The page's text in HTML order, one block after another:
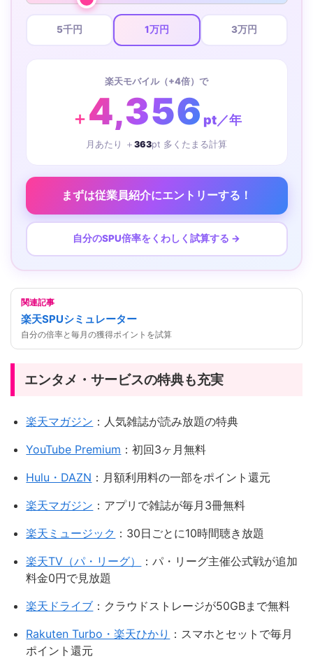
5千円 1万円 3万円
楽天モバイル（+4倍）で
＋ 4,356 pt／年
月あたり ＋ 363pt 多くたまる計算
まずは従業員紹介にエントリーする！
自分のSPU倍率をくわしく試算する →
関連記事
楽天SPUシミュレーター
自分の倍率と毎月の獲得ポイントを試算
エンタメ・サービスの特典も充実
楽天マガジン ：人気雑誌が読み放題の特典
YouTube Premium ：初回3ヶ月無料
Hulu・DAZN ：月額利用料の一部をポイント還元
楽天マガジン ：アプリで雑誌が毎月3冊無料
楽天ミュージック ：30日ごとに10時間聴き放題
楽天TV（パ・リーグ）
：パ・リーグ主催公式戦が追加
料金0円で見放題
楽天ドライブ ：クラウドストレージが50GBまで無料
Rakuten Turbo・楽天ひかり ：スマホとセットで毎月
ポイント還元